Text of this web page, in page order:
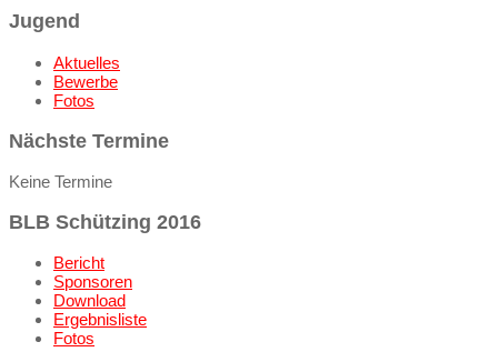
Jugend
Aktuelles
Bewerbe
Fotos
Nächste Termine
Keine Termine
BLB Schützing 2016
Bericht
Sponsoren
Download
Ergebnisliste
Fotos